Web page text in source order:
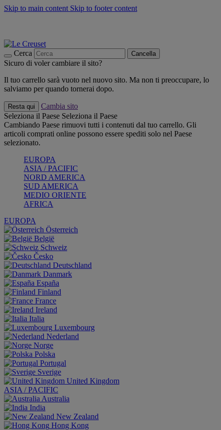
Skip to main content Skip to footer content
Cerca Cancella
Sicuro di voler cambiare il sito?
Il tuo carrello sarà vuoto nel nuovo sito. Ma non ti preoccupare, lo
salviamo per quando tornerai dopo.
Resta qui
Cambia sito
Seleziona il Paese Seleziona il Paese
Cambiando Paese rimuovi tutti i contenuti dal tuo carrello. Gli
articoli comprati online possono essere spediti solo nel Paese
selezionato.
EUROPA
ASIA / PACIFIC
NORD AMERICA
SUD AMERICA
MEDIO ORIENTE
AFRICA
EUROPA
Österreich
België
Schweiz
Česko
Deutschland
Danmark
España
Finland
France
Ireland
Italia
Luxembourg
Nederland
Norge
Polska
Portugal
Sverige
United Kingdom
ASIA / PACIFIC
Australia
India
New Zealand
Hong Kong